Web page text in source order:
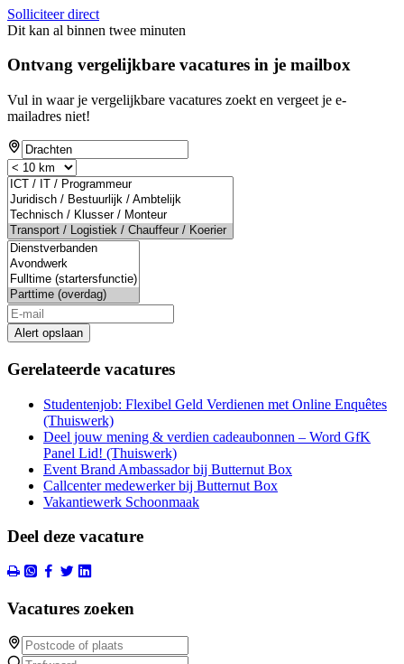
Solliciteer direct
Dit kan al binnen twee minuten
Ontvang vergelijkbare vacatures in je mailbox
Vul in waar je vergelijkbare vacatures zoekt en vergeet je e-
mailadres niet!
Alert opslaan
Gerelateerde vacatures
Studentenjob: Flexibel Geld Verdienen met Online Enquêtes
(Thuiswerk)
Deel jouw mening & verdien cadeaubonnen – Word GfK
Panel Lid! (Thuiswerk)
Event Brand Ambassador bij Butternut Box
Callcenter medewerker bij Butternut Box
Vakantiewerk Schoonmaak
Deel deze vacature
Vacatures zoeken